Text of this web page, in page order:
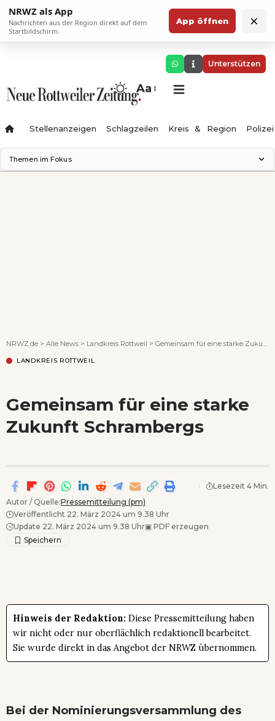
NRWZ als App
Nachrichten aus der Region direkt auf dem
Startbildschirm.
App öffnen ×
Unterstützen
Aa
Stellenanzeigen Schlagzeilen Kreis & Region Polizei
Themen im Fokus
NRWZ.de > Alle News > Landkreis Rottweil > Gemeinsam für eine starke Zukunft Schrambergs
LANDKREIS ROTTWEIL
Gemeinsam für eine starke
Zukunft Schrambergs
Autor / Quelle:Pressemitteilung (pm)
Veröffentlicht 22. März 2024 um 9.38 Uhr
Update 22. März 2024 um 9.38 Uhr▣ PDF erzeugen
Lesezeit 4 Min.
Hinweis der Redaktion: Diese Pressemitteilung haben
wir nicht oder nur oberflächlich redaktionell bearbeitet.
Sie wurde direkt in das Angebot der NRWZ übernommen.
Bei der Nominierungsversammlung des